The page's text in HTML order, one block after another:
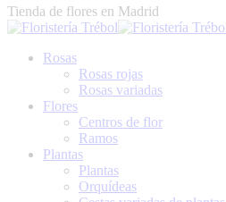
Tienda de flores en Madrid
Rosas
Rosas rojas
Rosas variadas
Flores
Centros de flor
Ramos
Plantas
Plantas
Orquídeas